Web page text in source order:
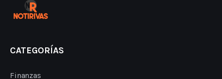
CATEGORÍAS
Finanzas